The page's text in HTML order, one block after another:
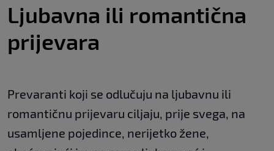
Ljubavna ili romantična
prijevara
Prevaranti koji se odlučuju na ljubavnu ili
romantičnu prijevaru ciljaju, prije svega, na
usamljene pojedince, nerijetko žene,